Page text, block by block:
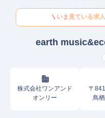
いま見ている求
earth
株式会社ワンアンド
オンリー
〒
鳥